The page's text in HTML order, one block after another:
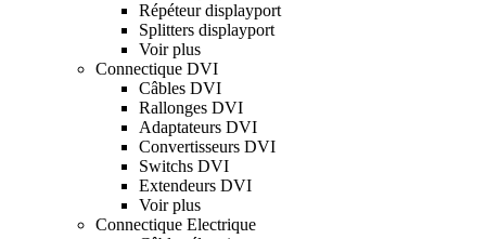
Répéteur displayport
Splitters displayport
Voir plus
Connectique DVI
Câbles DVI
Rallonges DVI
Adaptateurs DVI
Convertisseurs DVI
Switchs DVI
Extendeurs DVI
Voir plus
Connectique Electrique